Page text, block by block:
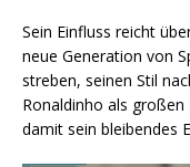
Sein Einfluss reicht
neue Generation von
streben, seinen Stil
Ronaldinho als großen
damit sein bleibendes